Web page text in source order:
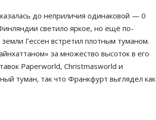
до неприличия одинаковой — 0
светило яркое, но ещё по-
Гессен встретил плотным туманом.
за множество высоток в его
Paperworld, Christmasworld и
туман, так что Франкфурт выглядел как